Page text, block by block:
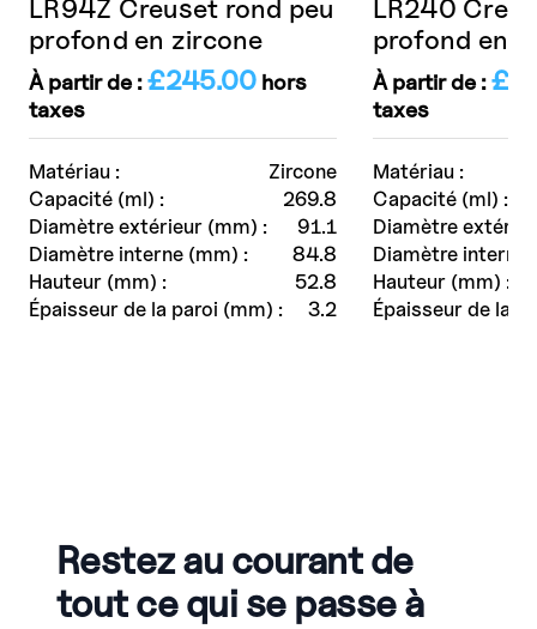
Matériau :
Zircone
Capacité (ml) :
269.8
Diamètre extérieur (mm) :
91.1
Diamètre interne (mm) :
84.8
Hauteur (mm) :
52.8
Épaisseur de la paroi (mm) :
3.2
LR94Z Creuset rond peu
profond en zircone
À partir de :£245.00 hors
taxes
Matériau :
Capacité (ml) :
Diamètre
Diamètre interne
Hauteur (mm) :
Épaisseur de la
LR240
profond en
À partir de :£
taxes
Restez au courant de
tout ce qui se passe à